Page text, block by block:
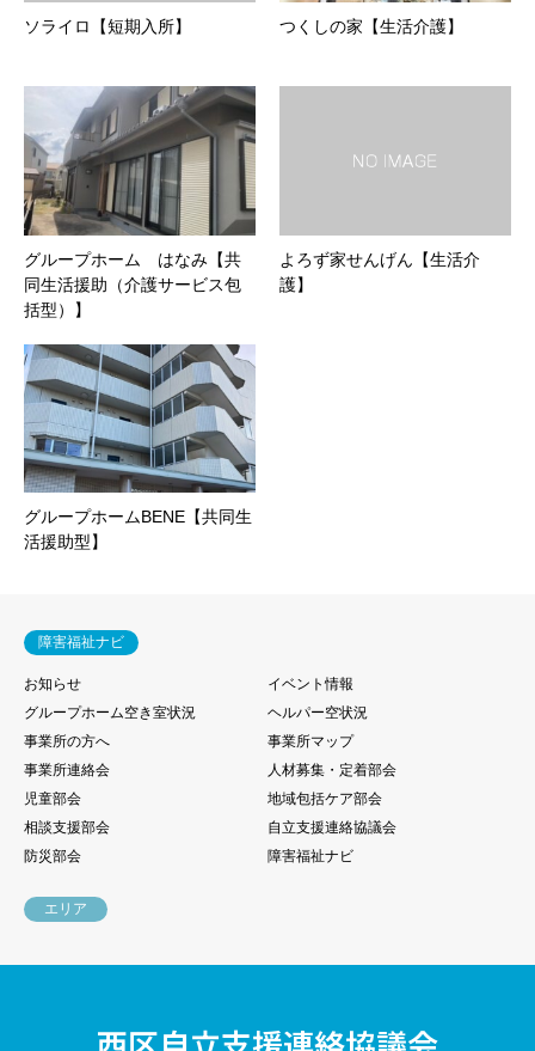
ソライロ【短期入所】 つくしの家【生活介護】
グループホーム はなみ【共
同生活援助（介護サービス包
括型）】
よろず家せんげん【生活介
護】
グループホームBENE【共同生
活援助型】
障害福祉ナビ
お知らせ
イベント情報
グループホーム空き室状況
ヘルパー空状況
事業所の方へ
事業所マップ
事業所連絡会
人材募集・定着部会
児童部会
地域包括ケア部会
相談支援部会
自立支援連絡協議会
防災部会
障害福祉ナビ
エリア